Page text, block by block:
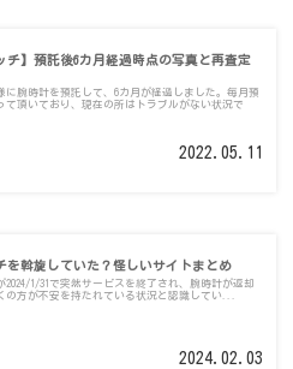
チ】預託後6カ月経過時点の写真と再査定
に腕時計を預託して、6カ月が経過しました。毎月預
て頂いており、現在の所はトラブルがない状況で
2022.05.11
を斡旋していた？怪しいサイトまとめ
2024/1/31で突然サービスを終了され、腕時計が返却
の方が不安を持たれている状況と認識してい...
2024.02.03